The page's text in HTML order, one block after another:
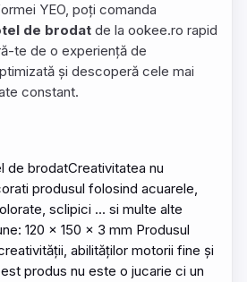
YEO, poți comanda
de brodat de la ookee.ro rapid
te de o experiență de
și descoperă cele mai
constant.
de brodatCreativitatea nu
produsul folosind acuarele,
sclipici ... si multe alte
120 x 150 x 3 mm Produsul
abilităților motorii fine și
produs nu este o jucarie ci un